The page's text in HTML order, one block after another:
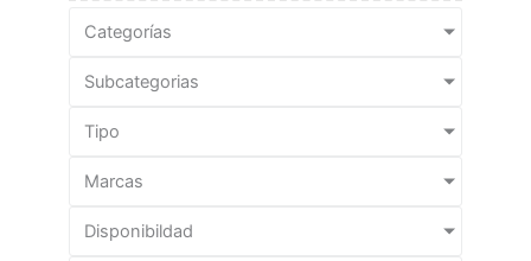
Categorías
Subcategorias
Tipo
Marcas
Disponibildad